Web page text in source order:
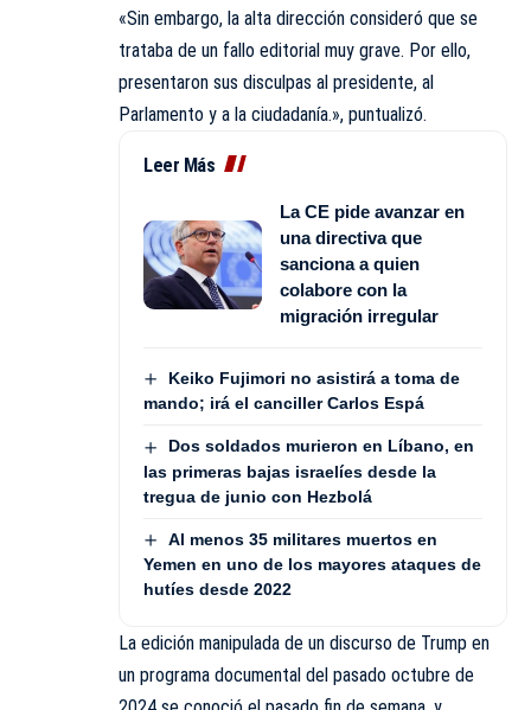
«Sin embargo, la alta dirección consideró que se
trataba de un fallo editorial muy grave. Por ello,
presentaron sus disculpas al presidente, al
Parlamento y a la ciudadanía.», puntualizó.
Leer Más
La CE pide avanzar en
una directiva que
sanciona a quien
colabore con la
migración irregular
Keiko Fujimori no asistirá a toma de
mando; irá el canciller Carlos Espá
Dos soldados murieron en Líbano, en
las primeras bajas israelíes desde la
tregua de junio con Hezbolá
Al menos 35 militares muertos en
Yemen en uno de los mayores ataques de
hutíes desde 2022
La edición manipulada de un discurso de Trump en
un programa documental del pasado octubre de